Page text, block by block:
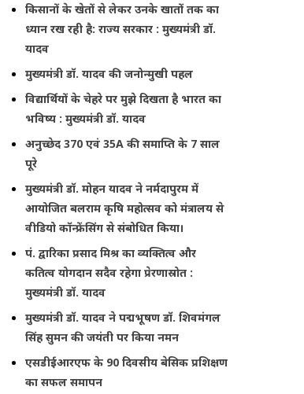
किसानों के खेतों से लेकर उनके खातों तक का
ध्यान रख रही है: राज्य सरकार : मुख्यमंत्री डॉ.
यादव
मुख्यमंत्री डॉ. यादव की जनोन्मुखी पहल
विद्यार्थियों के चेहरे पर मुझे दिखता है भारत का
भविष्य : मुख्यमंत्री डॉ. यादव
अनुच्छेद 370 एवं 35A की समाप्ति के 7 साल
पूरे
मुख्यमंत्री डॉ. मोहन यादव ने नर्मदापुरम में
आयोजित बलराम कृषि महोत्सव को मंत्रालय से
वीडियो कॉन्फ्रेंसिंग से संबोधित किया।
पं. द्वारिका प्रसाद मिश्र का व्यक्तित्व और
कतित्व योगदान सदैव रहेगा प्रेरणास्रोत :
मुख्यमंत्री डॉ. यादव
मुख्यमंत्री डॉ. यादव ने पद्मभूषण डॉ. शिवमंगल
सिंह सुमन की जयंती पर किया नमन
एसडीईआरएफ के 90 दिवसीय बेसिक प्रशिक्षण
का सफल समापन